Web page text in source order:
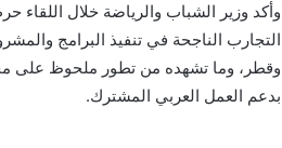
وأكد وزير الشباب والرياضة خلال
التجارب الناجحة في تنفيذ البرامج
وقطر، وما تشهده من تطور ملحوظ على
بدعم العمل العربي المشترك.